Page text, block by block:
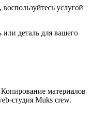
услугой
деталь для вашего
материалов
студия Muks crew.